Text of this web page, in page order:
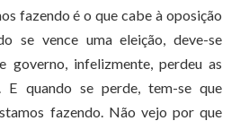
fazendo é o que cabe à oposição
se vence uma eleição, deve-se
governo, infelizmente, perdeu as
E quando se perde, tem-se que
fazendo. Não vejo por que